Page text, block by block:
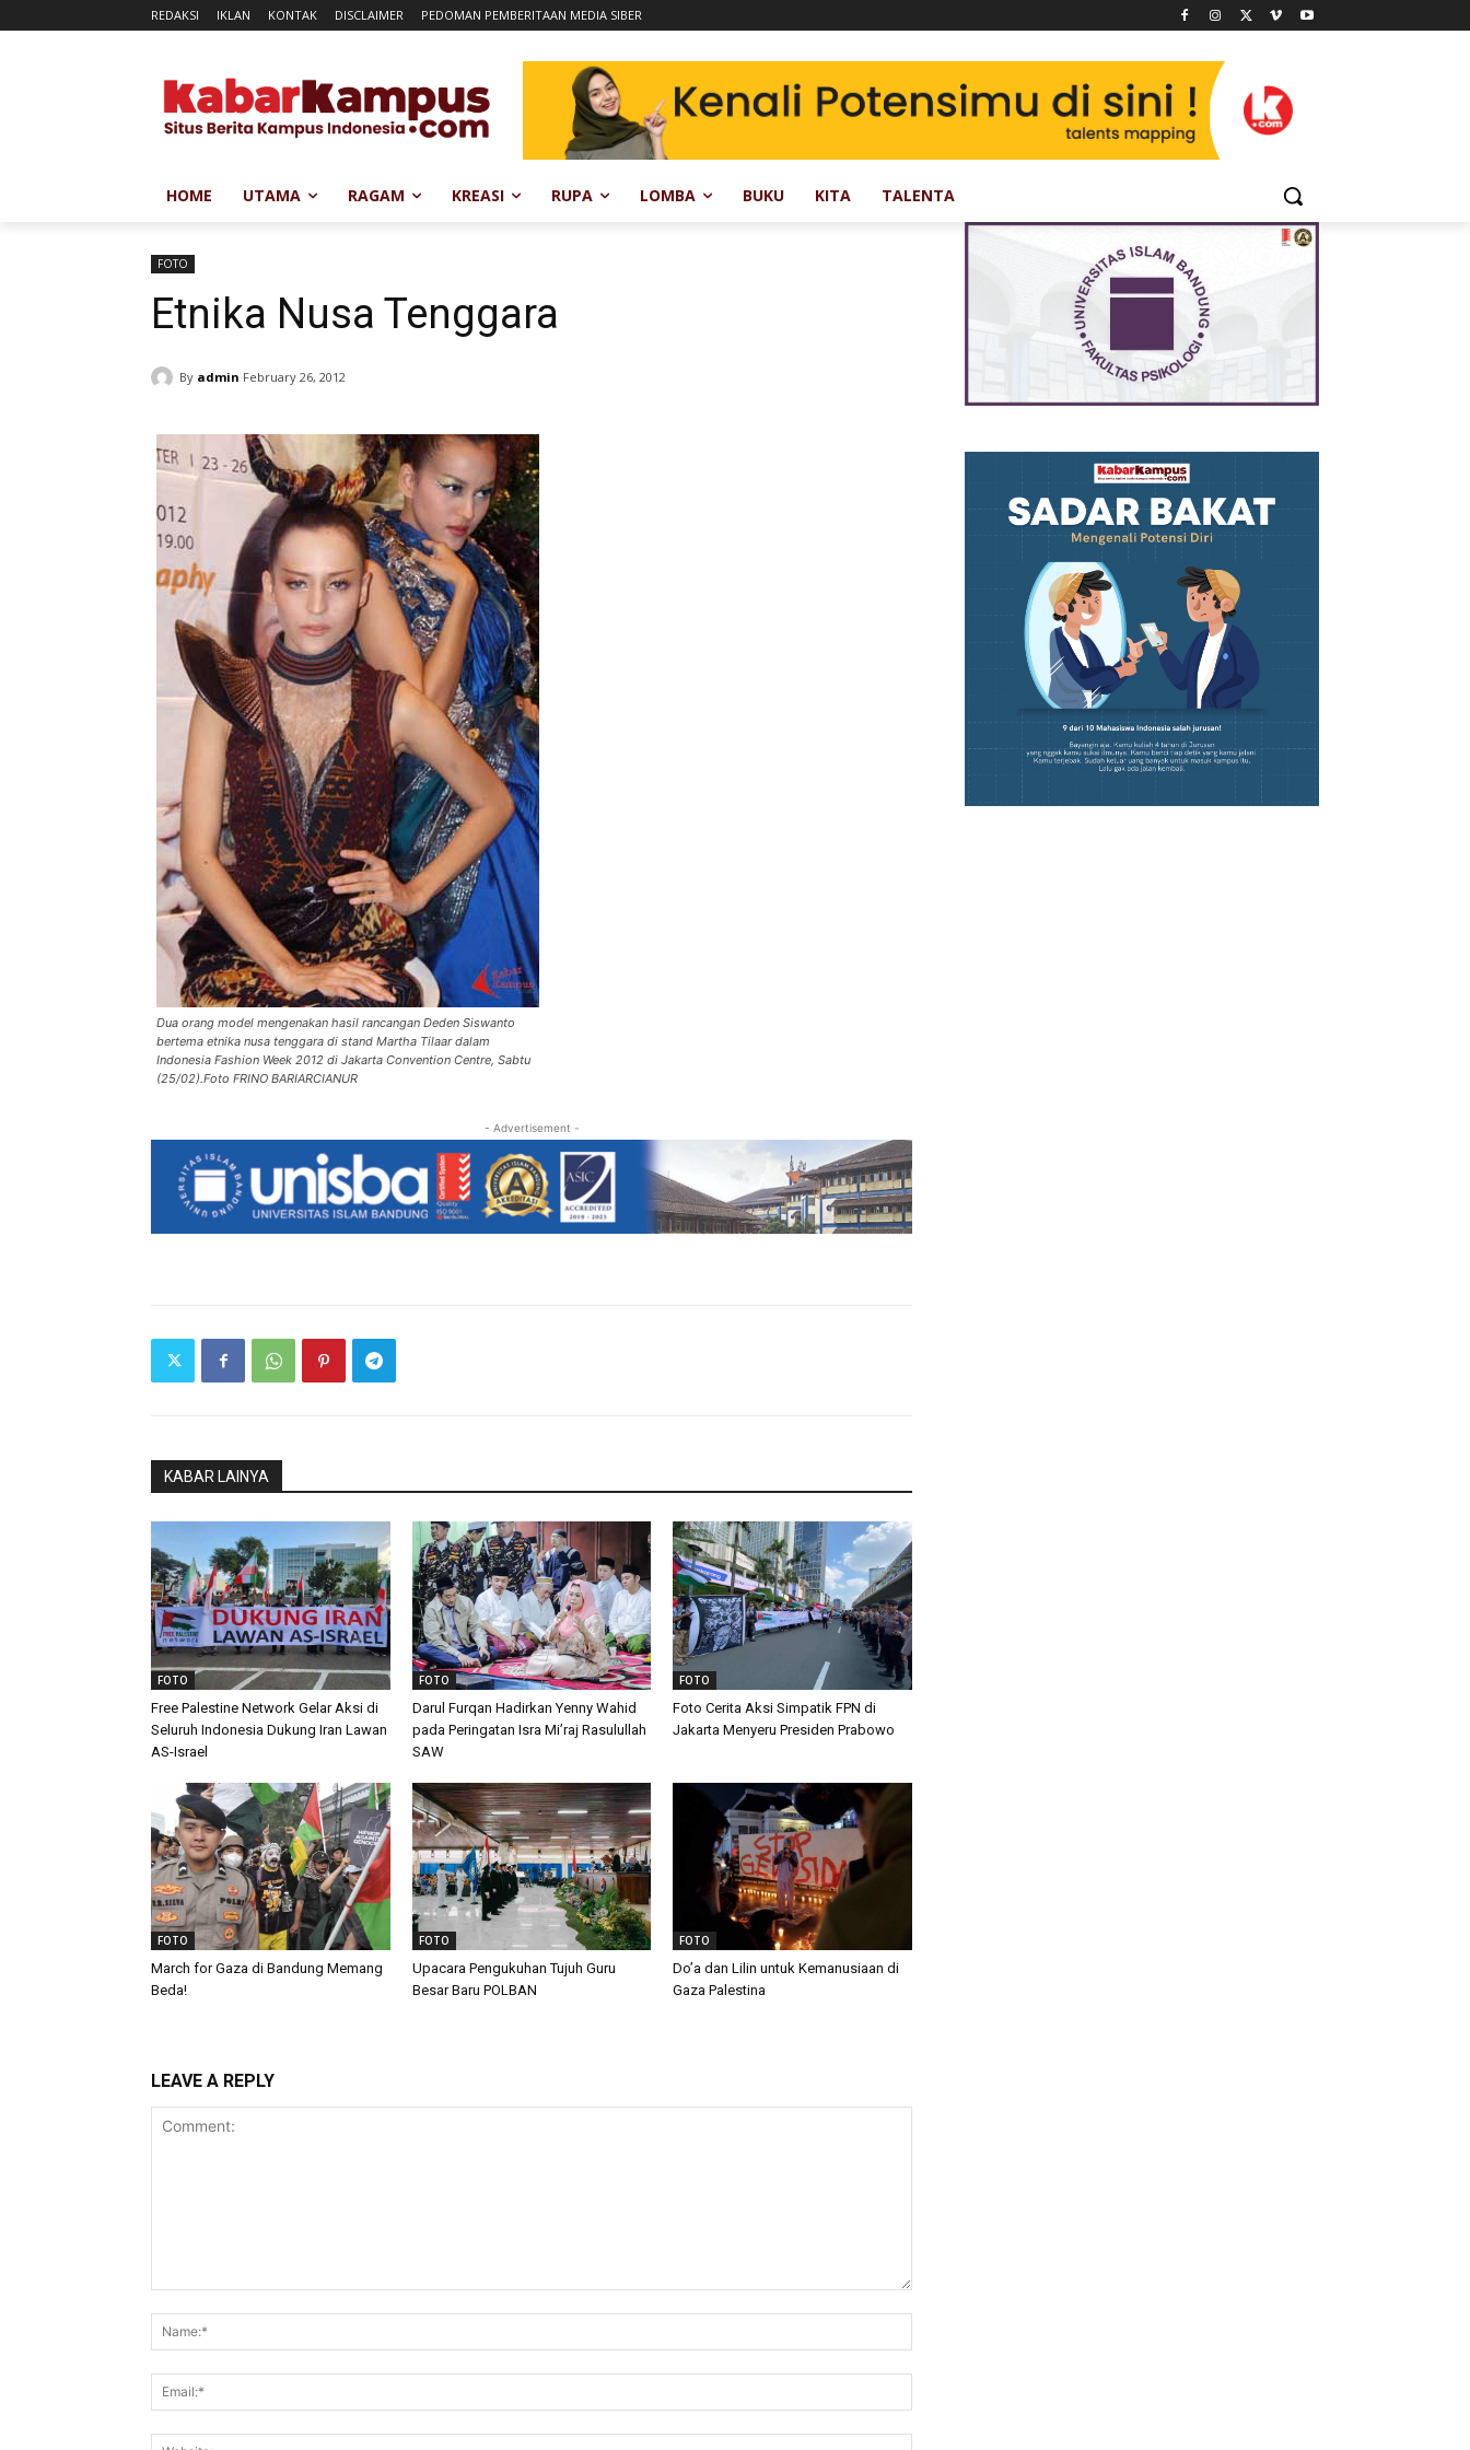
REDAKSI IKLAN KONTAK DISCLAIMER PEDOMAN PEMBERITAAN MEDIA SIBER
HOME UTAMA RAGAM KREASI RUPA LOMBA BUKU KITA TALENTA
FOTO
Etnika Nusa Tenggara
By admin February 26, 2012
Dua orang model mengenakan hasil rancangan Deden Siswanto
bertema etnika nusa tenggara di stand Martha Tilaar dalam
Indonesia Fashion Week 2012 di Jakarta Convention Centre, Sabtu
(25/02).Foto FRINO BARIARCIANUR
- Advertisement -
KABAR LAINYA
FOTO
Free Palestine Network Gelar Aksi di
Seluruh Indonesia Dukung Iran Lawan
AS-Israel
FOTO
Darul Furqan Hadirkan Yenny Wahid
pada Peringatan Isra Mi’raj Rasulullah
SAW
FOTO
Foto Cerita Aksi Simpatik FPN di
Jakarta Menyeru Presiden Prabowo
FOTO
March for Gaza di Bandung Memang
Beda!
FOTO
Upacara Pengukuhan Tujuh Guru
Besar Baru POLBAN
FOTO
Do’a dan Lilin untuk Kemanusiaan di
Gaza Palestina
LEAVE A REPLY